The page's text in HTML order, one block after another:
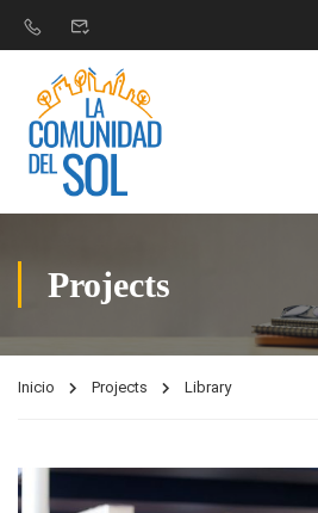
Projects
Inicio Projects Library